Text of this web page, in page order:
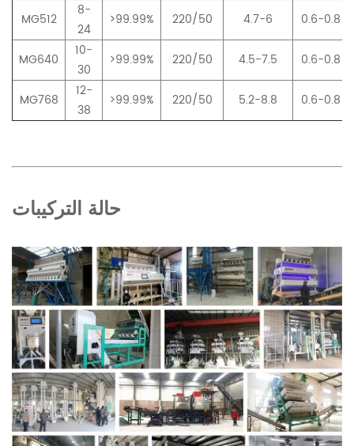
MG512
8-
24
>99.99% 220/50 4.7-6 0.6-0.8
MG640
10-
30
>99.99% 220/50 4.5-7.5 0.6-0.8
MG768
12-
38
>99.99% 220/50 5.2-8.8 0.6-0.8
حالة التركيبات